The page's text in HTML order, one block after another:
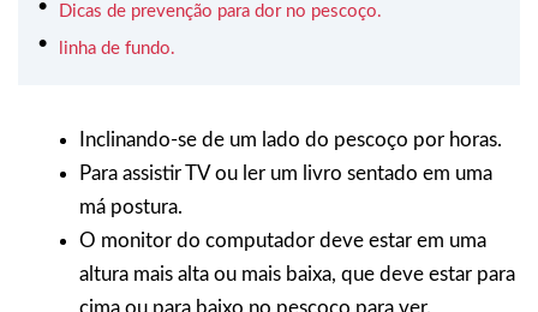
Dicas de prevenção para dor no pescoço.
linha de fundo.
Inclinando-se de um lado do pescoço por horas.
Para assistir TV ou ler um livro sentado em uma
má postura.
O monitor do computador deve estar em uma
altura mais alta ou mais baixa, que deve estar para
cima ou para baixo no pescoço para ver.